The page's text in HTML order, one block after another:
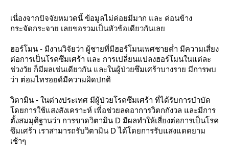
ง่วงนอน จึงควรทานพวกโปรตีนด้วย จะช่วยกระตุ้นให้ร่าเริงขึ้น
มากเกินไป จะเกินพอดี และ ยังทำให้หงุดหงิดง่ายอีกด้ว
กลุ่มที่ ซีโรโทนินต่ำ หรือ ผู้ป่วยซึมเศร้า แนะนำให้เสริมพวกแป้ง หรื
คาร์โบไฮเดรตมากกว่าปกติ น้ำตาลในช๊อคโกแลตก็ช่วยให้ระดับข
2. วิตามิน ซี และ วิตามิน บี 6 (กล้วยช่วยได้)
เนื่องจากปัจจัยหมวดนี้ ข้อมูลไม่ค่อยมีมาก และ ค่อนข้าง
กระจัดกระจาย เลยขอรวมเป็นหัวข้อเดียวกันเล
ฮอร์โมน - มีงานวิจัยว่า ผู้ชายที่มีฮอร์โมนเพศชายต่ำ มีความเสี่ยง
ต่อการเป็นโรคซึมเศร้า และ การเปลี่ยนแปลงฮอร์โมนในแต่ละ
ช่วงวัย ก็มีผลเช่นเดียวกัน และในผู้ป่วยซึมเศร้าบางราย มีการพบ
ว่า ต่อมไทรอยด์มีความผิดปกติ
วิตามิน - ในต่างประเทศ มีผู้ป่วยโรคซึมเศร้า ที่ได้รับการบำบัด
ดยการใช้แสงสังเคราะห์ เพื่อช่วยลดอาการวิตกกังวล และมีการ
ตั้งสมมุติฐานว่า การขาดวิตามิน D มีผลทำให้เสี่ยงต่อการเป็นโรค
ซึมเศร้า เราสามารถรับวิตามิน D ได้โดยการรับแสงแดดยาม
เช้าๆ